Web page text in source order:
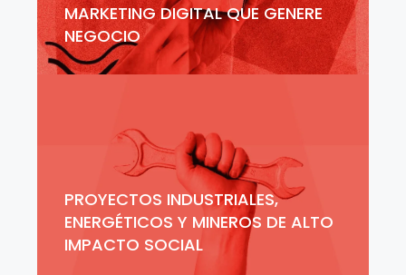
MARKETING DIGITAL QUE GENERE
NEGOCIO
PROYECTOS INDUSTRIALES,
ENERGÉTICOS Y MINEROS DE ALTO
IMPACTO SOCIAL